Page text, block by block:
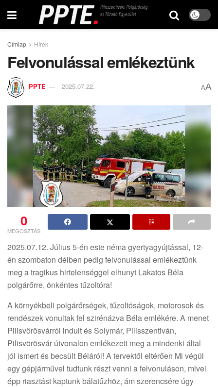
Címlap Hírek
Felvonulással emlékeztünk
PPTE 2025.07.22. AA
0
MEGOSZTÁS
2025.07.12. Július 5-én este néma gyertyagyújtással, 12-
én szombaton délben pedig felvonulással emlékeztünk
meg a tragikus hirtelenséggel elhunyt Lakatos Béla
polgárőrre, önkéntes tűzoltóra!
A környékbeli polgárőrségek, tűzoltóságok, motorosok és
rendészek vonultak fel szirénázva Béla emlékére. A menet
Pilisvörösvárról indult és Solymár, Pilisszentiván,
Pilisvörösvár útvonalon emlékezett meg a mindenki által
jól ismert és becsült Béláról! A tervektől eltérően Mi végül
egy gépjárművel tudtunk részt venni a felvonuláson, mivel
épp riasztást kaptunk bálatűzhöz, ám szerencsére úgy